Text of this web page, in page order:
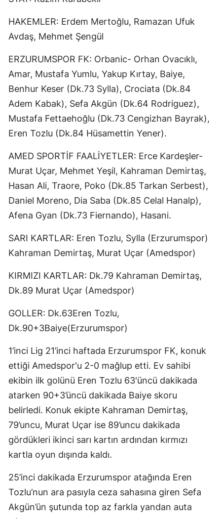
Çorum
Diyarbakır
Edirne
Elazığ
Erzincan
Eskişehir
Gaziantep
Giresun
Hakkari
Hatay
İzmir
Kars
Kastamonu
Kayseri
Kocaeli
Konya
Kütahya
HAKEMLER: Erdem Mertoğlu, Ramazan Ufuk
Avdaş, Mehmet Şengül
ERZURUMSPOR FK: Orbanic- Orhan Ovacıklı,
Amar, Mustafa Yumlu, Yakup Kırtay, Baiye,
Benhur Keser (Dk.73 Sylla), Crociata (Dk.84
Adem Kabak), Sefa Akgün (Dk.64 Rodriguez),
Mustafa Fettaehoğlu (Dk.73 Cengizhan Bayrak),
Eren Tozlu (Dk.84 Hüsamettin Yener).
AMED SPORTİF FAALİYETLER: Erce Kardeşler-
Murat Uçar, Mehmet Yeşil, Kahraman Demirtaş,
Hasan Ali, Traore, Poko (Dk.85 Tarkan Serbest),
Daniel Moreno, Dia Saba (Dk.85 Celal Hanalp),
Afena Gyan (Dk.73 Fiernando), Hasani.
SARI KARTLAR: Eren Tozlu, Sylla (Erzurumspor)
Kahraman Demirtaş, Murat Uçar (Amedspor)
KIRMIZI KARTLAR: Dk.79 Kahraman Demirtaş,
Dk.89 Murat Uçar (Amedspor)
GOLLER: Dk.63Eren Tozlu,
Dk.90+3Baiye(Erzurumspor)
1’inci Lig 21’inci haftada Erzurumspor FK, konuk
ettiği Amedspor'u 2-0 mağlup etti. Ev sahibi
ekibin ilk golünü Eren Tozlu 63'üncü dakikada
atarken 90+3’üncü dakikada Baiye skoru
belirledi. Konuk ekipte Kahraman Demirtaş,
79’uncu, Murat Uçar ise 89’uncu dakikada
gördükleri ikinci sarı kartın ardından kırmızı
kartla oyun dışında kaldı.
25’inci dakikada Erzurumspor atağında Eren
Tozlu’nun ara pasıyla ceza sahasına giren Sefa
Akgün’ün şutunda top az farkla yandan auta